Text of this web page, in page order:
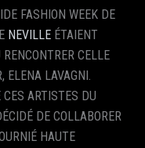
FASHION WEEK DE
NEVILLEÉTAIENT
CELLE
ELENA LAVAGNI.
ARTISTES DU
DE COLLABORER
HAUTE